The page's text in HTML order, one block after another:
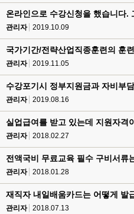
온라인으로 수강신청을 했습니다.
관리자 2019.10.09
국가기간/전략산업직종훈련의 훈
관리자 2019.11.05
수강포기시 정부지원금과 자비부
관리자 2019.08.16
실업급여를 받고 있는데 지원자격
관리자 2018.02.27
전액국비 무료교육 필수 구비서류
관리자 2018.01.28
재직자 내일배움카드는 어떻게 발
관리자 2018.07.13